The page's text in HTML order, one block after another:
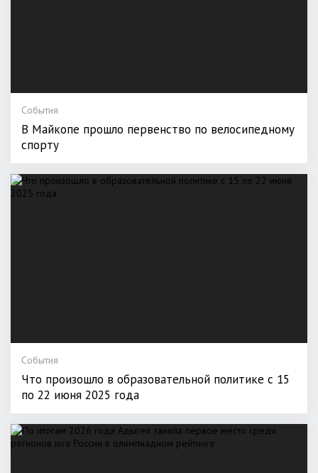
События
В Майкопе прошло первенство по велосипедному
спорту
События
Что произошло в образовательной политике с 15
по 22 июня 2025 года